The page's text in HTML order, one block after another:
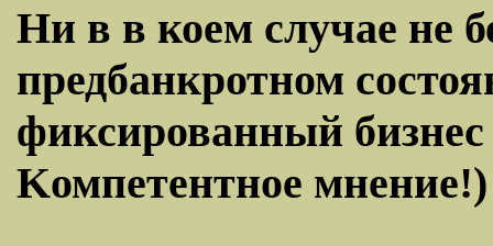
Ни в в коем случае не
предбанкротном
фиксированный
Kомпетентное